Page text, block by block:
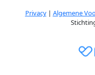
Privacy| Algemene